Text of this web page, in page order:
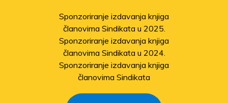
Sponzoriranje izdavanja knjiga
članovima Sindikata u 2025.
Sponzoriranje izdavanja knjiga
članovima Sindikata u 2024.
Sponzoriranje izdavanja knjiga
članovima Sindikata